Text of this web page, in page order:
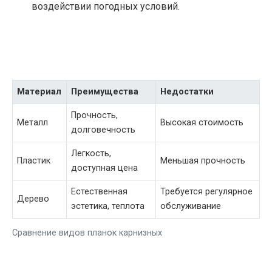
воздействии погодных условий.
Сравнение видов планок карнизных
Материал Преимущества Недостатки
Металл
Прочность,
долговечность
Высокая стоимость
Пластик
Легкость,
доступная цена
Меньшая прочность
Дерево
Естественная
эстетика, теплота
Требуется регулярное
обслуживание